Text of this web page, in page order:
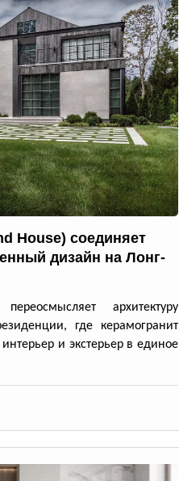
House) соединяет
дизайн на Лонг-
архитектуру
где керамогранит
и экстерьер в единое